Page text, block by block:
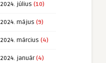
2024. július (10)
2024. május (9)
2024. március (4)
2024. január(4)